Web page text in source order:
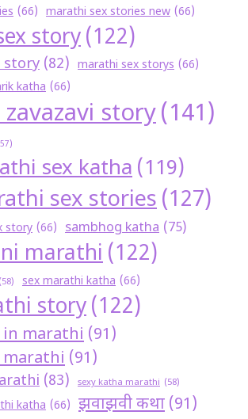
(66) marathi sex stories new (66)
story (122)
story (82) marathi sex storys (66)
katha (66)
story(141)
sex katha (119)
sex stories(127)
story (66) sambhog katha (75)
marathi (122)
(58) sex marathi katha (66)
story (122)
in marathi (91)
marathi (91)
(83) sexy katha marathi (58)
katha (66) झवाझवी कथा (91)